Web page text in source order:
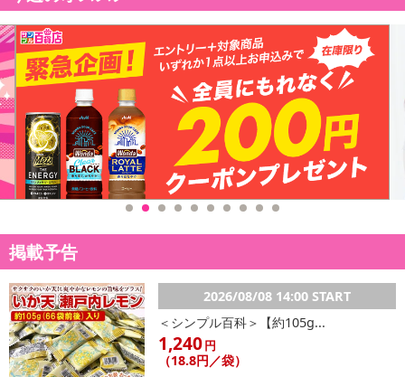
掲載予告
2026/08/08 14:00 START
＜シンプル百科＞【約105g...
1,240円
（18.8円／袋）